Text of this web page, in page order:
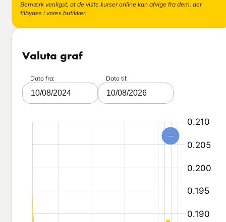
Bemærk venligst, at de viste kurser online kan afvige fra dem, der
tilbydes i vores butikker.
Valuta graf
Dato fra:
10/08/2024
Dato til:
10/08/2026